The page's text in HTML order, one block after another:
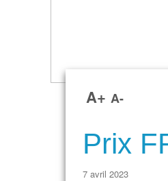
A+ A-
Prix
7 avril 2023